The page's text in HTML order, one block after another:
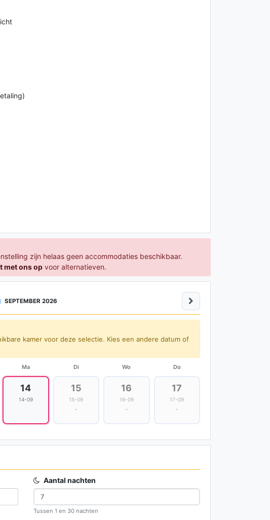
zijn helaas geen accommodaties beschikbaar.
met ons opvoor alternatieven.
SEPTEMBER 2026
kamer voor deze selectie. Kies een andere datum of
Ma Di Wo Do
14
14-09
15
15-09
-
16
16-09
-
17
17-09
-
Aantal nachten
Tussen 1 en 30 nachten